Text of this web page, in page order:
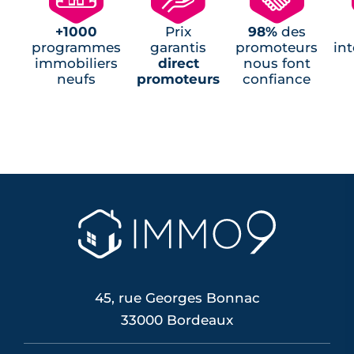
+1000
programmes
immobiliers
neufs
Prix
garantis
direct
promoteurs
98%des
promoteurs
nous font
confiance
45, rue Georges Bonnac
33000 Bordeaux